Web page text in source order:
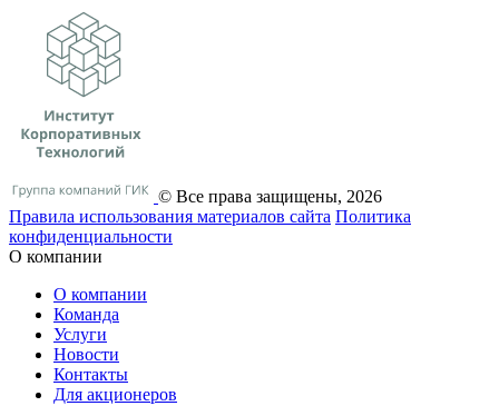
© Все права защищены, 2026
Правила использования материалов сайта Политика
конфиденциальности
О компании
О компании
Команда
Услуги
Новости
Контакты
Для акционеров